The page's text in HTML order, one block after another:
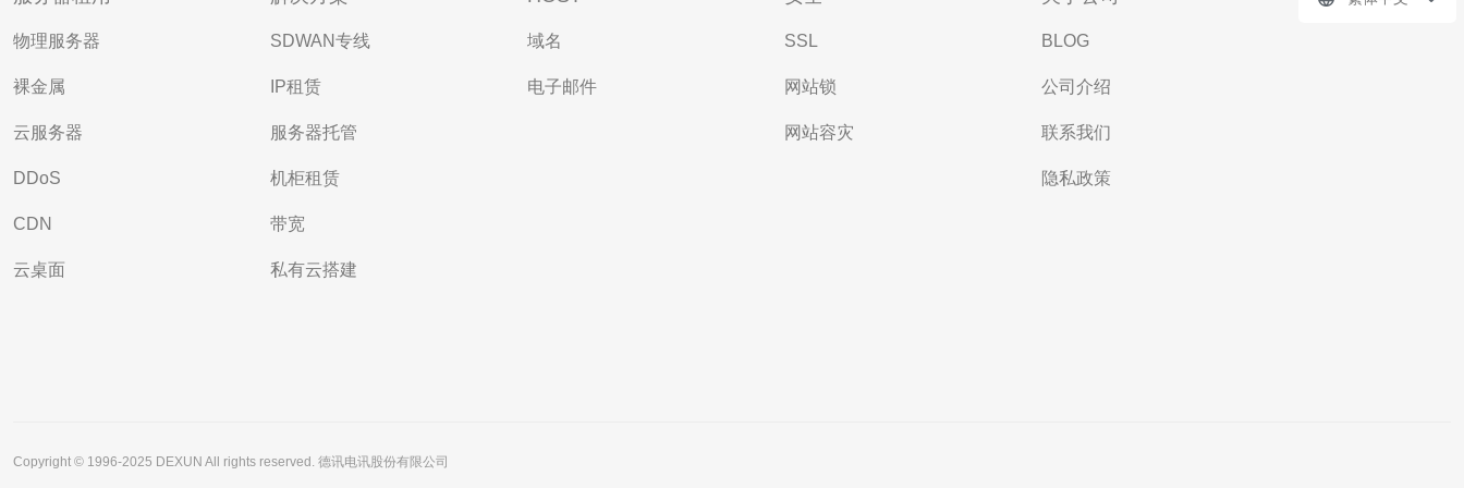
物理服务器
裸金属
云服务器
DDoS
CDN
云桌面
SDWAN专线
IP租赁
服务器托管
机柜租赁
带宽
私有云搭建
域名
电子邮件
SSL
网站锁
网站容灾
BLOG
公司介绍
联系我们
隐私政策
Copyright © 1996-2025 DEXUN All rights reserved. 德讯电讯股份有限公司